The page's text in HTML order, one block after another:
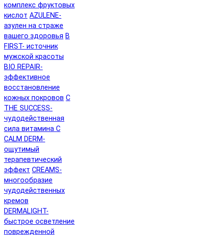
комплекс фруктовых
кислот AZULENE-
азулен на страже
вашего здоровья B
FIRST- источник
мужской красоты
BIO REPAIR-
эффективное
восстановление
кожных покровов C
THE SUCCESS-
чудодейственная
сила витамина C
CALM DERM-
ощутимый
терапевтический
эффект CREAMS-
многообразие
чудодейственных
кремов
DERMALIGHT-
быстрое осветление
поврежденной